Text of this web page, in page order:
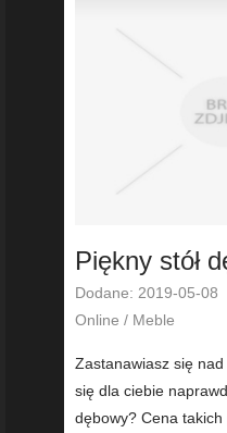
Piękny stół
Dodane: 2019-05-08
Online / Meble
Zastanawiasz się
się dla ciebie
dębowy? Cena